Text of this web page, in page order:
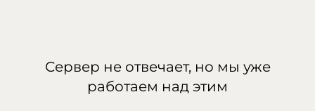
Сервер не отвечает, но мы уже
работаем над этим